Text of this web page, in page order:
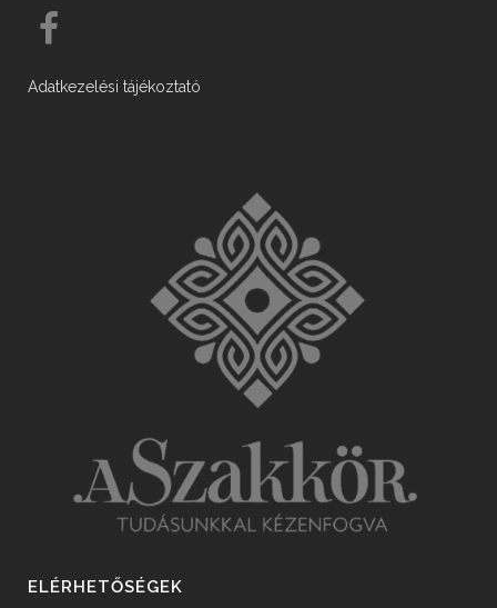
Adatkezelési tájékoztató
ELÉRHETŐSÉGEK